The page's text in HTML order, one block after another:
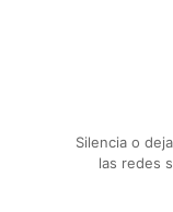
Silencia o
las redes